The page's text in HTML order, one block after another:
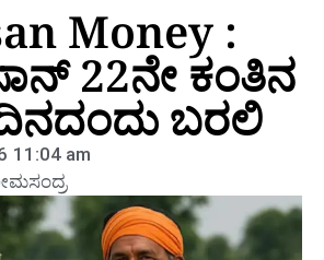
Money :
22ನೇ ಕಂತಿನ
ಬರಲಿ
11:04 am